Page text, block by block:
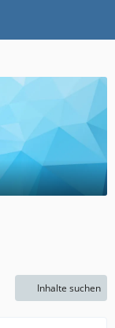
Inhalte suchen